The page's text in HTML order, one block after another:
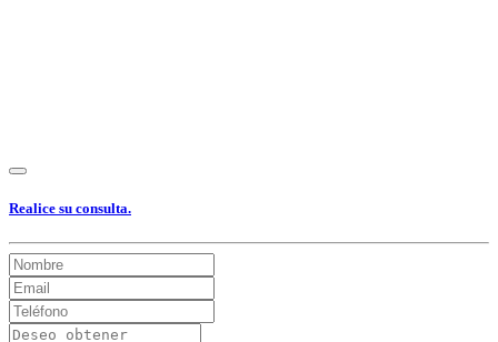
Realice su consulta.